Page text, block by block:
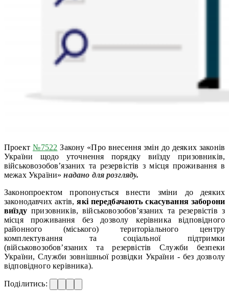
Проект №7522 Закону «Про внесення змін до деяких законів
України щодо уточнення порядку виїзду призовників,
військовозобов’язаних та резервістів з місця проживання в
межах України»надано для розгляду.
Законопроектом пропонується внести зміни до деяких
законодавчих актів,які передбачають скасування заборони
виїздупризовників, військовозобов’язаних та резервістів з
місця проживання без дозволу керівника відповідного
районного (міського) територіального центру
комплектування та соціальної підтримки
(військовозобов’язаних та резервістів Служби безпеки
України, Служби зовнішньої розвідки України - без дозволу
відповідного керівника).
Поділитись: